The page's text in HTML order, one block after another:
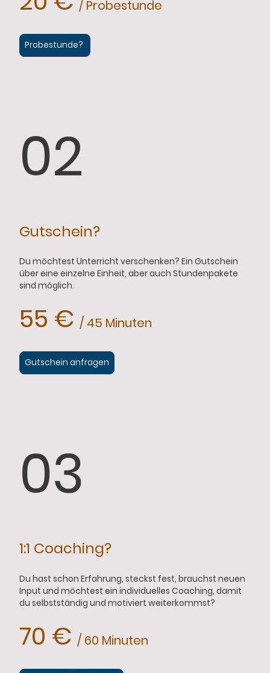
/ Probestunde
Probestunde?
02
Gutschein?
Du möchtest Unterricht verschenken? Ein Gutschein
über eine einzelne Einheit, aber auch Stundenpakete
sind möglich.
55 € / 45 Minuten
Gutschein anfragen
03
1:1 Coaching?
Du hast schon Erfahrung, steckst fest, brauchst neuen
Input und möchtest ein individuelles Coaching, damit
du selbstständig und motiviert weiterkommst?
70 € / 60 Minuten